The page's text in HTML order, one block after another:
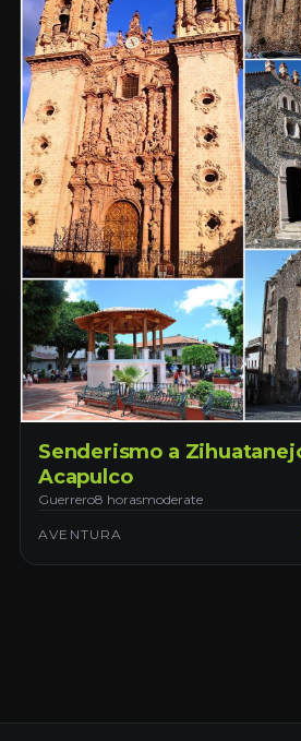
Senderismo a
Acapulco
Guerrero8 horasmoderate
AVENTURA